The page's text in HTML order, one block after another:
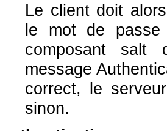
Le client doit
le mot de
composant salt
message
correct, le
sinon.